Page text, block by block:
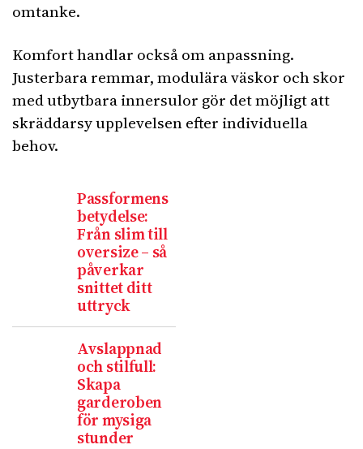
omtanke.
Komfort handlar också om anpassning.
Justerbara remmar, modulära väskor och skor
med utbytbara innersulor gör det möjligt att
skräddarsy upplevelsen efter individuella
behov.
Passformens
betydelse:
Från slim till
oversize – så
påverkar
snittet ditt
uttryck
Avslappnad
och stilfull:
Skapa
garderoben
för mysiga
stunder